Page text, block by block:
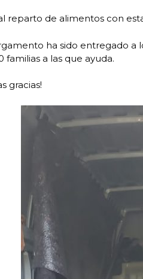
reparto de alimentos con
ha sido entregado a
familias a las que ayuda.
gracias!